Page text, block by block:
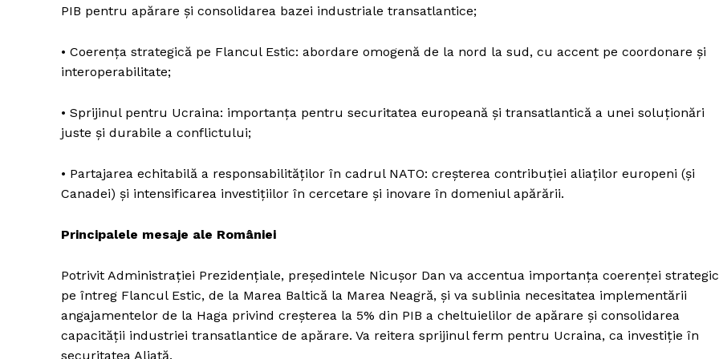
PIB pentru apărare și consolidarea bazei industriale transatlantice;
• Coerența strategică pe Flancul Estic: abordare omogenă de la nord la sud, cu accent pe coordonare și
interoperabilitate;
• Sprijinul pentru Ucraina: importanța pentru securitatea europeană și transatlantică a unei soluționări
juste și durabile a conflictului;
• Partajarea echitabilă a responsabilităților în cadrul NATO: creșterea contribuției aliaților europeni (și
Canadei) și intensificarea investițiilor în cercetare și inovare în domeniul apărării.
Principalele mesaje ale României
Potrivit Administrației Prezidențiale, președintele Nicușor Dan va accentua importanța coerenței
pe întreg Flancul Estic, de la Marea Baltică la Marea Neagră, și va sublinia necesitatea implementării
angajamentelor de la Haga privind creșterea la 5% din PIB a cheltuielilor de apărare și consolidarea
capacității industriei transatlantice de apărare. Va reitera sprijinul ferm pentru Ucraina, ca investiție în
securitatea Aliată.